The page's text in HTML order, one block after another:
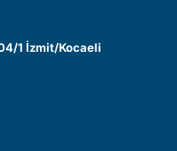
1 İzmit/Kocaeli